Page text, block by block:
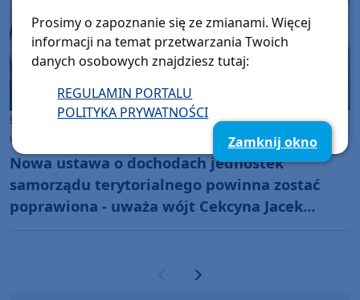
Gmina Cekcyn
wtorek, 20 stycznia 2026, 08:57
Nowa ustawa o dochodach jednostek
samorządu terytorialnego powinna zostać
poprawiona - uważa wójt Cekcyna Jacek
Poprzednia strona
Następna strona
Prosimy o zapoznanie się ze zmianami. Więcej
informacji na temat przetwarzania Twoich
danych osobowych znajdziesz tutaj:
REGULAMIN PORTALU
POLITYKA PRYWATNOŚCI
Zamknij okno